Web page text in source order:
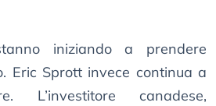
iniziando a prendere
Eric Sprott invece continua a
L’investitore canadese,